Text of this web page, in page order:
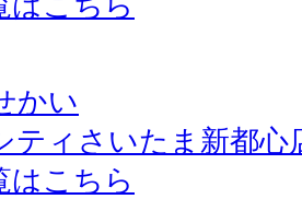
かい
ティさいたま新都心
はこちら